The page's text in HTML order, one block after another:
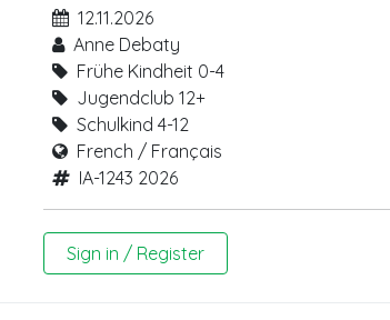
12.11.2026
Anne Debaty
Frühe Kindheit 0-4
Jugendclub 12+
Schulkind 4-12
French / Français
IA-1243 2026
Sign in / Register